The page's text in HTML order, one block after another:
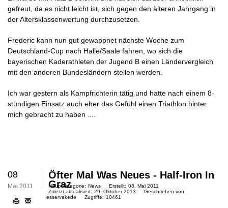
gefreut, da es nicht leicht ist, sich gegen den älteren Jahrgang in
der Altersklassenwertung durchzusetzen.
Frederic kann nun gut gewappnet nächste Woche zum
Deutschland-Cup nach Halle/Saale fahren, wo sich die
bayerischen Kaderathleten der Jugend B einen Ländervergleich
mit den anderen Bundesländern stellen werden.
Ich war gestern als Kampfrichterin tätig und hatte nach einem 8-
stündigen Einsatz auch eher das Gefühl einen Triathlon hinter
mich gebracht zu haben ....
08
Mai 2011
Öfter Mal Was Neues - Half-Iron In
Graz
Hauptkategorie: News Erstellt: 08. Mai 2011
Zuletzt aktualisiert: 29. Oktober 2013
Geschrieben von
esservekede
Zugriffe: 10461